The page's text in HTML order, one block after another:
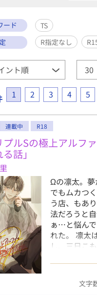
ード
TS
R指定なし
1 2 3 4 5
連載中 R18
プルSの極上アルフ
話」
Ωの凛太。夢
でもムカつ
う店、もあ
法だろうと
ぁ…と悩ん
れた。 凛太
し、三日こ
し、自身の
ら、話して
間三年？
面倒は見る
文字